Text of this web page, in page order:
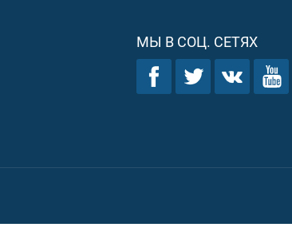
МЫ В СОЦ. СЕТЯХ